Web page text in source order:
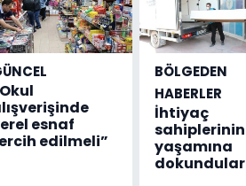
esnaf
edilmeli”
BÖLGEDEN
HABERLER
İhtiyaç
sahiplerinin
yaşamına
dokundular